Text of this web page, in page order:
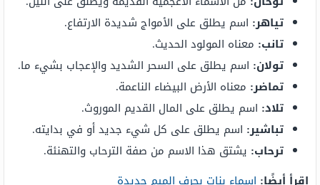
تياهر: اسم يطلق على الأمواج شديدة الارتفاع.
تانب: معناه المولود الحديث.
تولان: اسم يطلق على السحر الشديد والإعجاب بشيء ما.
تماضر: معناه الأرض البيضاء الناعمة.
تلاد: اسم يطلق على المال القديم الموروث.
تباشير: اسم يطلق على كل شيء جديد أو في بدايته.
ترحاب: يشتق هذا الاسم من صفة الترحاب والتهنئة.
اقرأ أيضًا: اسماء بنات بحرف الميم جديدة